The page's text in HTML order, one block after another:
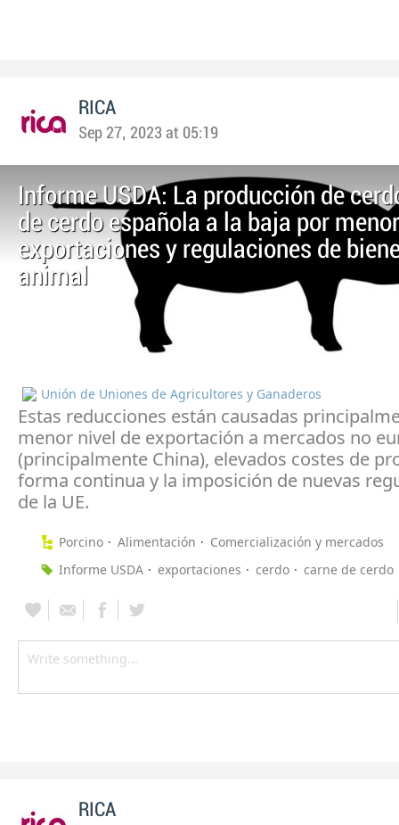
RICA
Sep 27, 2023 at 05:19
Informe USDA: La producción de
de cerdo española a la baja por
exportaciones y regulaciones de
animal
Unión de Uniones de Agricultores y Ganaderos
Estas reducciones están causadas
menor nivel de exportación a mercados no
(principalmente China), elevados costes de
forma continua y la imposición de nuevas
de la UE.
Porcino Alimentación
Comercialización y mercados
Informe USDA
exportaciones cerdo carne de cerdo
RICA